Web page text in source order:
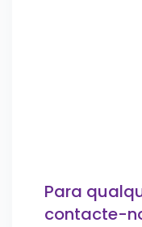
Para
contacte-